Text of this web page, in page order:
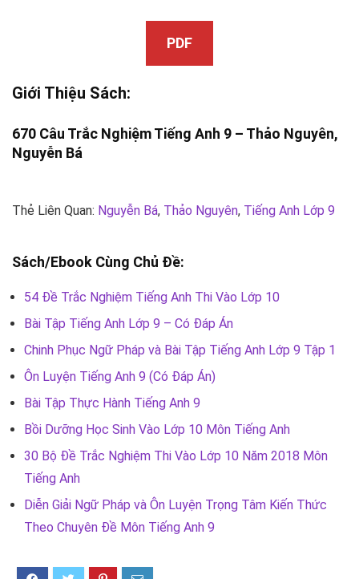
PDF
Giới Thiệu Sách:
670 Câu Trắc Nghiệm Tiếng Anh 9 – Thảo Nguyên,
Nguyễn Bá
Thẻ Liên Quan: Nguyễn Bá, Thảo Nguyên, Tiếng Anh Lớp 9
Sách/Ebook Cùng Chủ Đề:
54 Đề Trắc Nghiệm Tiếng Anh Thi Vào Lớp 10
Bài Tập Tiếng Anh Lớp 9 – Có Đáp Án
Chinh Phục Ngữ Pháp và Bài Tập Tiếng Anh Lớp 9 Tập 1
Ôn Luyện Tiếng Anh 9 (Có Đáp Án)
Bài Tập Thực Hành Tiếng Anh 9
Bồi Dưỡng Học Sinh Vào Lớp 10 Môn Tiếng Anh
30 Bộ Đề Trắc Nghiệm Thi Vào Lớp 10 Năm 2018 Môn
Tiếng Anh
Diễn Giải Ngữ Pháp và Ôn Luyện Trọng Tâm Kiến Thức
Theo Chuyên Đề Môn Tiếng Anh 9